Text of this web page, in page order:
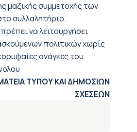
μαζικής συμμετοχής των
συλλαλητήριο.
να λειτουργήσει
πολιτικών χωρίς
ανάγκες του
ΤΥΠΟΥ ΚΑΙ ΔΗΜΟΣΙΩΝ
ΣΧΕΣΕΩΝ